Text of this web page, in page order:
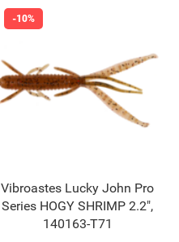
Vibroastes Lucky John Pro
Series HOGY SHRIMP 2.2",
140163-T71